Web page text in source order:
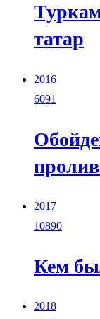
татар
2016
6091
2017
10890
Кем
2018